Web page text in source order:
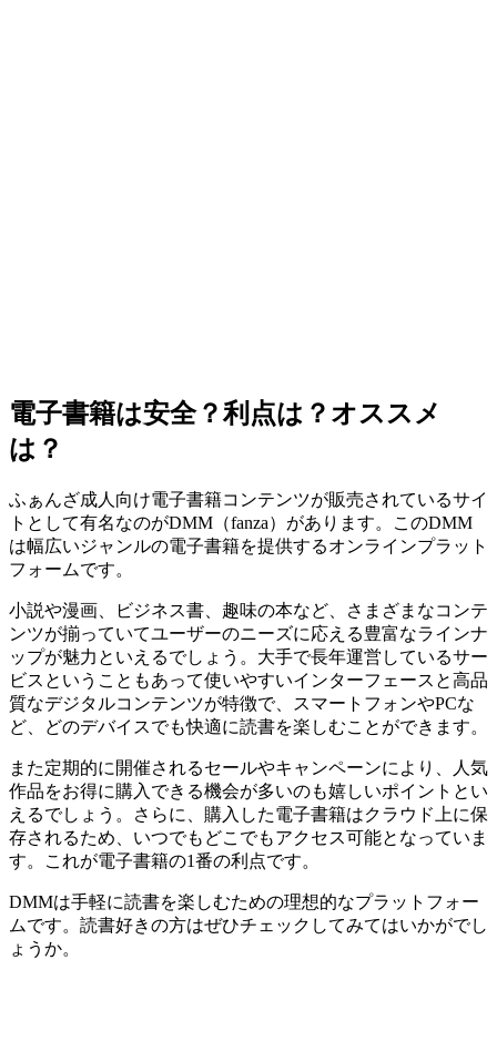
電子書籍は安全？利点は？オススメ
は？
ふぁんざ成人向け電子書籍コンテンツが販売されているサイ
トとして有名なのがDMM（fanza）があります。このDMM
は幅広いジャンルの電子書籍を提供するオンラインプラット
フォームです。
小説や漫画、ビジネス書、趣味の本など、さまざまなコンテ
ンツが揃っていてユーザーのニーズに応える豊富なラインナ
ップが魅力といえるでしょう。大手で長年運営しているサー
ビスということもあって使いやすいインターフェースと高品
質なデジタルコンテンツが特徴で、スマートフォンやPCな
ど、どのデバイスでも快適に読書を楽しむことができます。
また定期的に開催されるセールやキャンペーンにより、人気
作品をお得に購入できる機会が多いのも嬉しいポイントとい
えるでしょう。さらに、購入した電子書籍はクラウド上に保
存されるため、いつでもどこでもアクセス可能となっていま
す。これが電子書籍の1番の利点です。
DMMは手軽に読書を楽しむための理想的なプラットフォー
ムです。読書好きの方はぜひチェックしてみてはいかがでし
ょうか。